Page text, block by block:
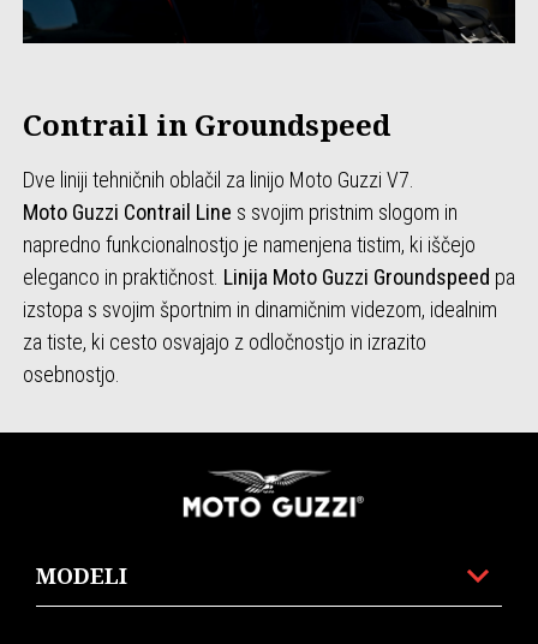
Contrail in Groundspeed
Dve liniji tehničnih oblačil za linijo Moto Guzzi V7.
Moto Guzzi Contrail Line s svojim pristnim slogom in
napredno funkcionalnostjo je namenjena tistim, ki iščejo
eleganco in praktičnost. Linija Moto Guzzi Groundspeed pa
izstopa s svojim športnim in dinamičnim videzom, idealnim
za tiste, ki cesto osvajajo z odločnostjo in izrazito
osebnostjo.
MODELI